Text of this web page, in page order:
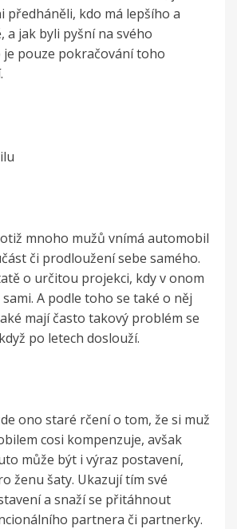
předháněli, kdo má lepšího a
a jak byli pyšní na svého
pouze pokračování toho
mnoho mužů vnímá automobil
či prodloužení sebe samého.
o určitou projekci, kdy v onom
A podle toho se také o něj
mají často takový problém se
po letech doslouží.
ono staré rčení o tom, že si muž
cosi kompenzuje, avšak
může být i výraz postavení,
ženu šaty. Ukazují tím své
a snaží se přitáhnout
partnera či partnerky.